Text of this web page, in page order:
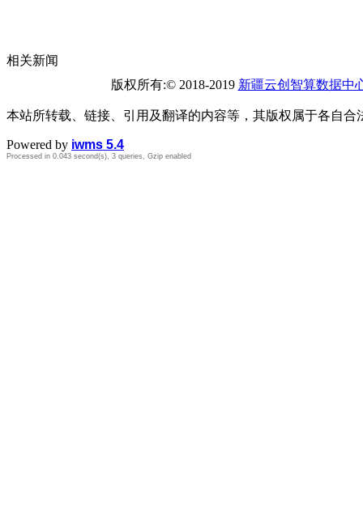
相关新闻
版权所有:© 2018-2019 新疆云创智算数据中
本站所转载、链接、引用及翻译的内容等，其版权属于各自合
Powered by iwms 5.4
Processed in 0.043 second(s), 3 queries, Gzip enabled